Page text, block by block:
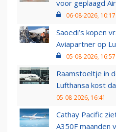
voor geplaagd
06-08-2026, 10:17
Saoedi’s kopen
Aviapartner op
05-08-2026, 16:57
Raamstoeltje in
Lufthansa kost
05-08-2026, 16:41
Cathay Pacific
A350F maanden